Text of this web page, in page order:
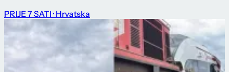
PRIJE 7 SATI · Hrvatska